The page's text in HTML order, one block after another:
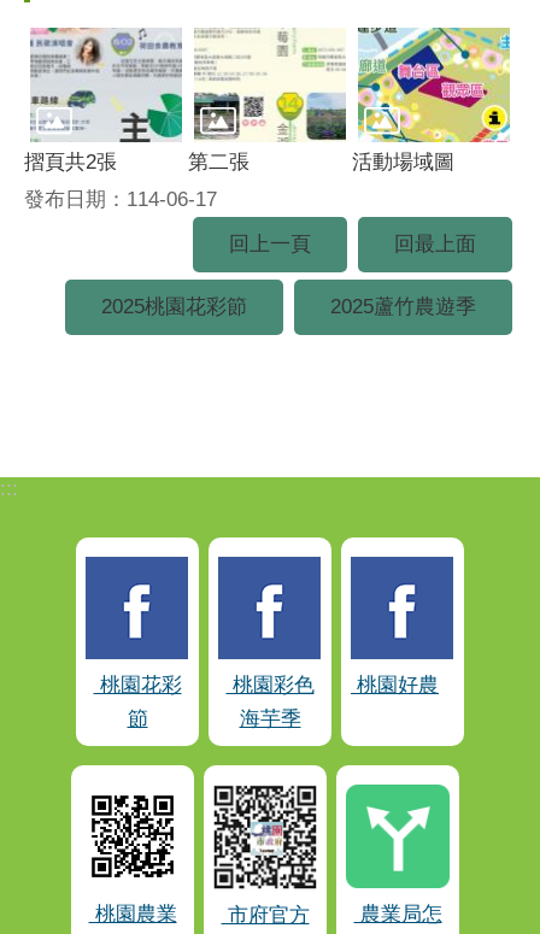
摺頁共2張 第二張
活動場域圖
發布日期：114-06-17
回上一頁
回最上面
2025桃園花彩節 2025蘆竹農遊季
:::
桃園花彩
節
桃園彩色
海芋季
桃園好農
桃園農業
市府官方
農業局怎